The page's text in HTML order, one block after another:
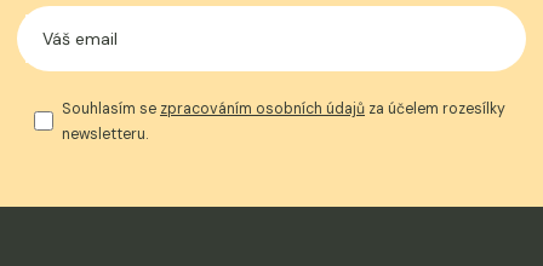
Souhlasím se zpracováním osobních údajů za účelem rozesílky
newsletteru.